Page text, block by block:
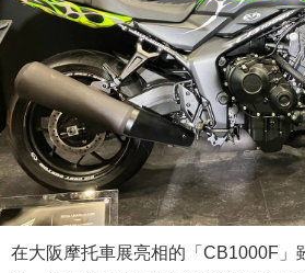
在大阪摩托車展亮相的「CB1000F」